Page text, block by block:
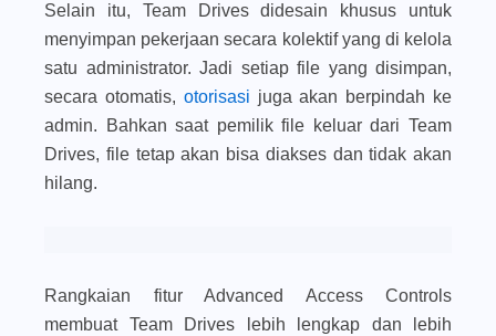
Selain itu, Team Drives didesain khusus untuk
menyimpan pekerjaan secara kolektif yang di kelola
satu administrator. Jadi setiap file yang disimpan,
secara otomatis, otorisasi juga akan berpindah ke
admin. Bahkan saat pemilik file keluar dari Team
Drives, file tetap akan bisa diakses dan tidak akan
hilang.
Rangkaian fitur Advanced Access Controls
membuat Team Drives lebih lengkap dan lebih